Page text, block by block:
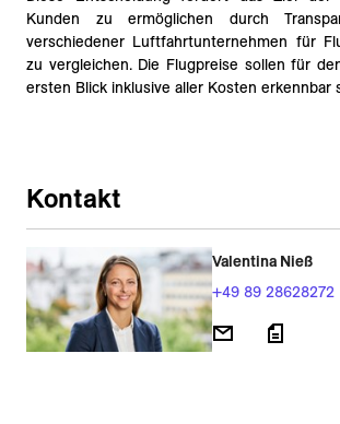
Kunden zu ermöglichen durch
verschiedener Luftfahrtunternehmen für
zu vergleichen. Die Flugpreise sollen für
ersten Blick inklusive aller Kosten erkennbar
Kontakt
Valentina Nieß
+49 89 28628272